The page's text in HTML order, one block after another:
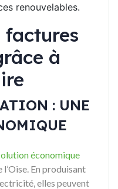
renouvelables.
factures
à
: UNE
économique
En produisant
elles peuvent